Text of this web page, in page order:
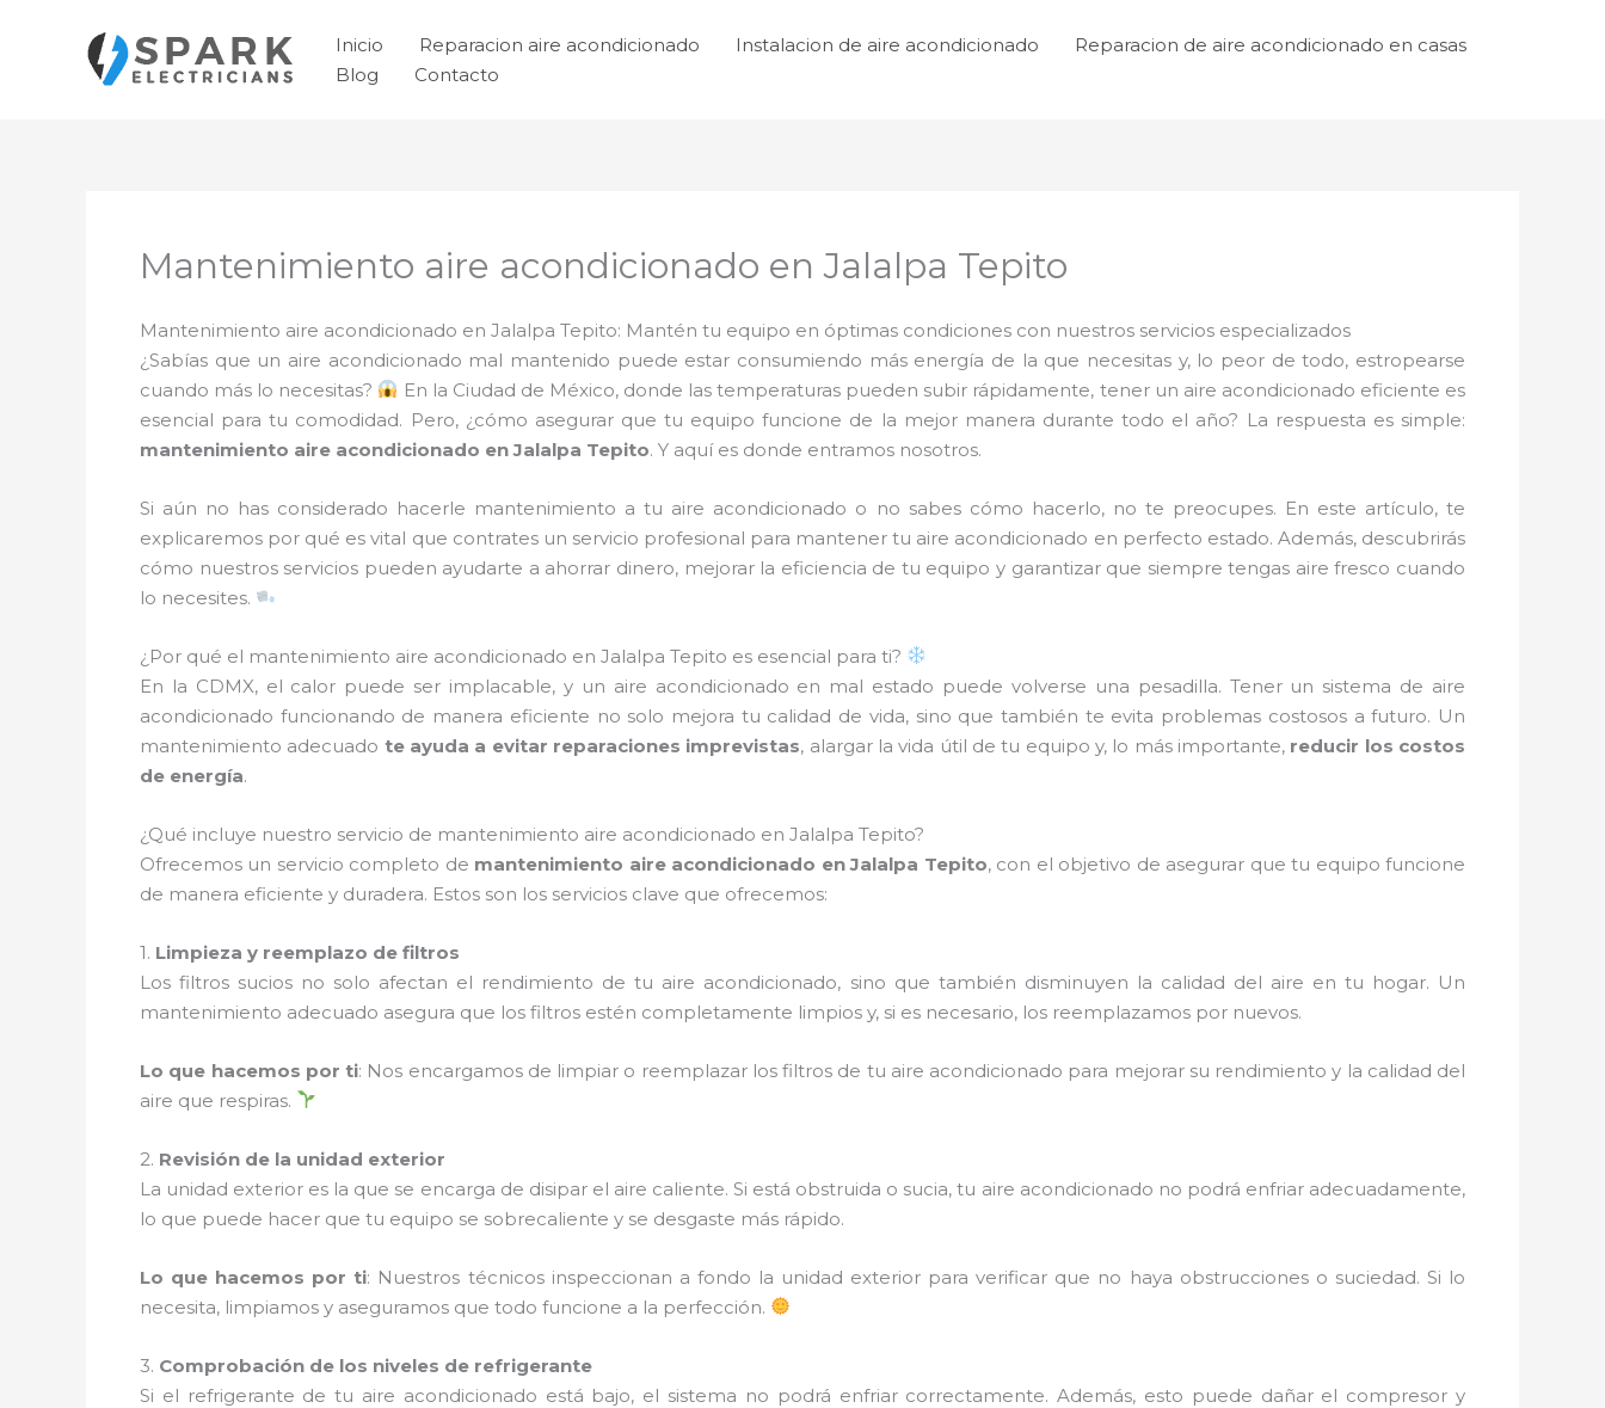
contenido
Inicio Reparacion aire acondicionado Instalacion de aire acondicionado
Reparacion de aire acondicionado en casas
Blog
Contacto
Mantenimiento aire acondicionado en Jalalpa Tepito
Mantenimiento aire acondicionado en Jalalpa Tepito: Mantén tu equipo en óptimas condiciones con nuestros servicios especializados
¿Sabías que un aire acondicionado mal mantenido puede estar consumiendo más energía de la que necesitas y, lo peor de todo, estropearse
cuando más lo necesitas?
En la Ciudad de México, donde las temperaturas pueden subir rápidamente, tener un aire acondicionado eficiente es
esencial para tu comodidad. Pero, ¿cómo asegurar que tu equipo funcione de la mejor manera durante todo el año? La respuesta es simple:
mantenimiento aire acondicionado en Jalalpa Tepito. Y aquí es donde entramos nosotros.
Si aún no has considerado hacerle mantenimiento a tu aire acondicionado o no sabes cómo hacerlo, no te preocupes. En este artículo, te
explicaremos por qué es vital que contrates un servicio profesional para mantener tu aire acondicionado en perfecto estado. Además, descubrirás
cómo nuestros servicios pueden ayudarte a ahorrar dinero, mejorar la eficiencia de tu equipo y garantizar que siempre tengas aire fresco cuando
lo necesites.
¿Por qué el mantenimiento aire acondicionado en Jalalpa Tepito es esencial para ti?
En la CDMX, el calor puede ser implacable, y un aire acondicionado en mal estado puede volverse una pesadilla. Tener un sistema de aire
acondicionado funcionando de manera eficiente no solo mejora tu calidad de vida, sino que también te evita problemas costosos a futuro. Un
mantenimiento adecuado te ayuda a evitar reparaciones imprevistas, alargar la vida útil de tu equipo y, lo más importante, reducir los costos
de energía.
¿Qué incluye nuestro servicio de mantenimiento aire acondicionado en Jalalpa Tepito?
Ofrecemos un servicio completo de mantenimiento aire acondicionado en Jalalpa Tepito, con el objetivo de asegurar que tu equipo funcione
de manera eficiente y duradera. Estos son los servicios clave que ofrecemos:
1. Limpieza y reemplazo de filtros
Los filtros sucios no solo afectan el rendimiento de tu aire acondicionado, sino que también disminuyen la calidad del aire en tu hogar. Un
mantenimiento adecuado asegura que los filtros estén completamente limpios y, si es necesario, los reemplazamos por nuevos.
Lo que hacemos por ti: Nos encargamos de limpiar o reemplazar los filtros de tu aire acondicionado para mejorar su rendimiento y la calidad del
aire que respiras.
2. Revisión de la unidad exterior
La unidad exterior es la que se encarga de disipar el aire caliente. Si está obstruida o sucia, tu aire acondicionado no podrá enfriar adecuadamente,
lo que puede hacer que tu equipo se sobrecaliente y se desgaste más rápido.
Lo que hacemos por ti: Nuestros técnicos inspeccionan a fondo la unidad exterior para verificar que no haya obstrucciones o suciedad. Si lo
necesita, limpiamos y aseguramos que todo funcione a la perfección.
3. Comprobación de los niveles de refrigerante
Si el refrigerante de tu aire acondicionado está bajo, el sistema no podrá enfriar correctamente. Además, esto puede dañar el compresor y